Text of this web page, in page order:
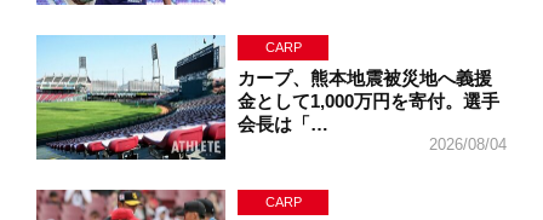
CARP
カープ、熊本地震被災地へ義援
金として1,000万円を寄付。選手
会長は「…
2026/08/04
CARP